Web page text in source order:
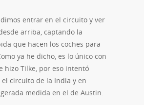
entrar en el circuito y ver
arriba, captando la
que hacen los coches para
ya he dicho, es lo único con
hizo Tilke, por eso intentó
circuito de la India y en
medida en el de Austin.